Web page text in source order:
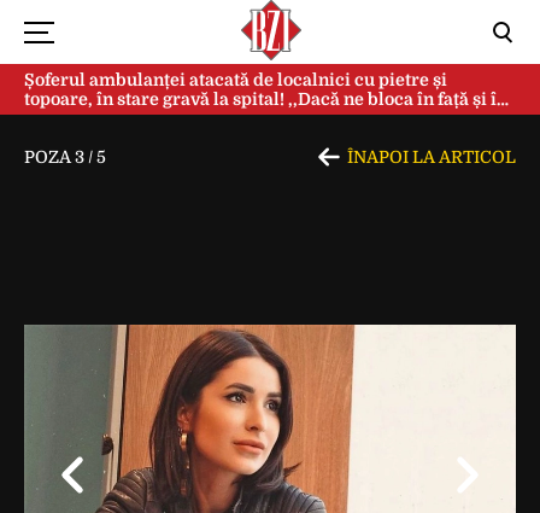
Șoferul ambulanței atacată de localnici cu pietre și
topoare, în stare gravă la spital! ,,Dacă ne bloca în față și în
spate, ne omorau…”
POZA 3 /5 ÎNAPOI LA ARTICOL